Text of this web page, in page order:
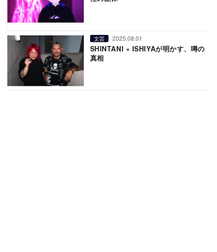
文芸 2025.08.01
SHINTANI × ISHIYAが明かす、噂の
真相